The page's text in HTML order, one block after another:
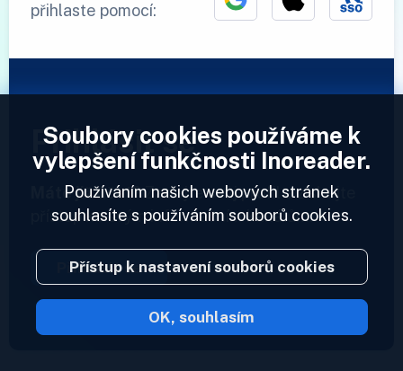
přihlaste pomocí:
Přihlásit se
Máte již účet?Zadejte svůj profil a získejte
přístup ke svým informačním kanálům.
Přihlásit se
2023 © Inoreader
Soubory cookies používáme k
vylepšení funkčnosti Inoreader.
Používáním našich webových stránek
souhlasíte s používáním souborů cookies.
Přístup k nastavení souborů cookies
OK, souhlasím